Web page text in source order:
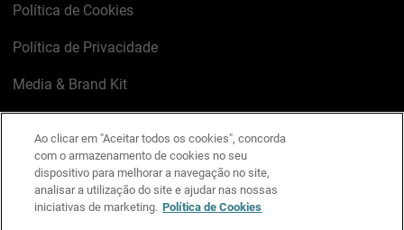
Política de Cookies
Política de Privacidade
Media & Brand Kit
LinkedIn
X FacebookInstagram
YouTube
Ao clicar em "Aceitar todos os cookies", concorda
com o armazenamento de cookies no seu
dispositivo para melhorar a navegação no site,
analisar a utilização do site e ajudar nas nossas
iniciativas de marketing. Política de Cookies